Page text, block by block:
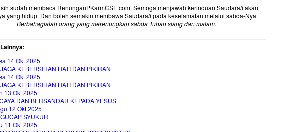
sudah membaca RenunganPKarmCSE.com. Semoga menjawab kerinduan Saudara/i akan
yang hidup. Dan boleh semakin membawa Saudara/i pada keselamatan melalui sabda-Nya.
Berbahagialah orang yang merenungkan sabda Tuhan siang dan malam.
14 Okt 2025
KEBERSIHAN HATI DAN PIKIRAN
14 Okt 2025
KEBERSIHAN HATI DAN PIKIRAN
13 Okt 2025
DAN BERSANDAR KEPADA YESUS
12 Okt 2025
SYUKUR
11 Okt 2025